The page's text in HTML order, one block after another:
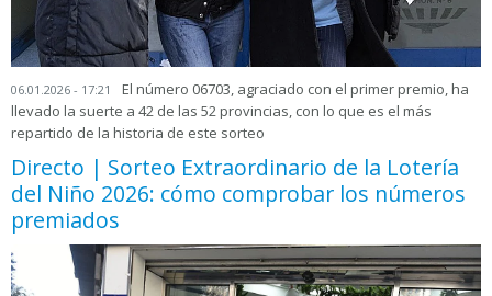
06.01.2026 - 17:21
El número 06703, agraciado con el primer premio, ha
llevado la suerte a 42 de las 52 provincias, con lo que es el más
repartido de la historia de este sorteo
Directo | Sorteo Extraordinario de la Lotería
del Niño 2026: cómo comprobar los números
premiados